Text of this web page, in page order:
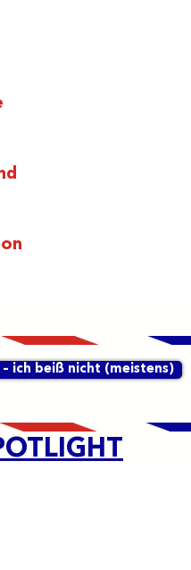
ich beiß nicht (meistens)